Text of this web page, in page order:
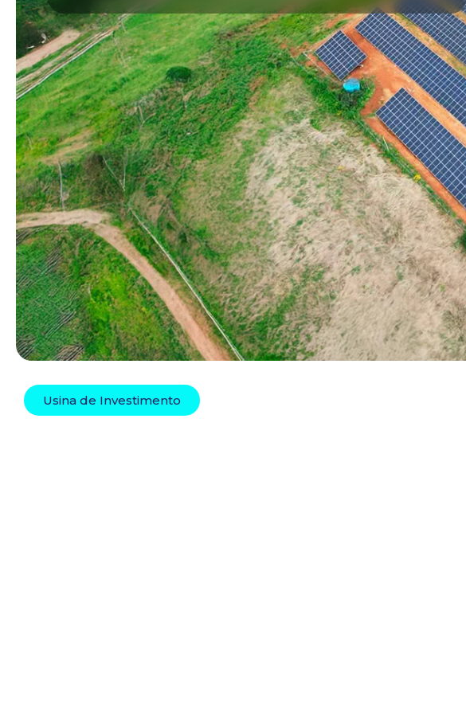
Usina de Investimento